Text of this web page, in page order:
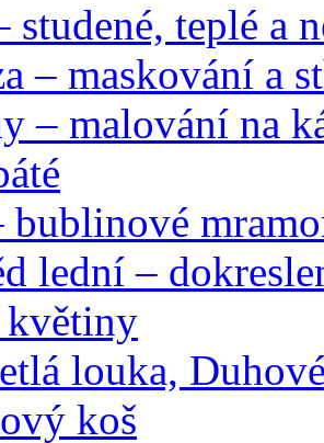
studené, teplé a
– maskování a
– malování na
bublinové
lední –
květiny
louka,
koš